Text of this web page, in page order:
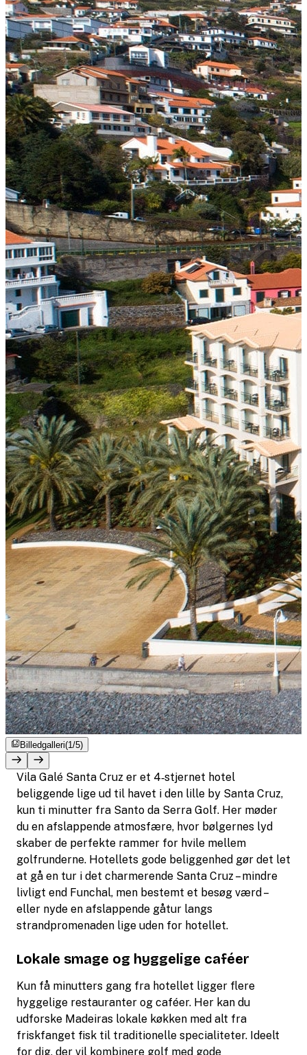
Billedgalleri(1/5)
Vila Galé Santa Cruz er et 4‑stjernet hotel
beliggende lige ud til havet i den lille by Santa Cruz,
kun ti minutter fra Santo da Serra Golf. Her møder
du en afslappende atmosfære, hvor bølgernes lyd
skaber de perfekte rammer for hvile mellem
golfrunderne. Hotellets gode beliggenhed gør det let
at gå en tur i det charmerende Santa Cruz – mindre
livligt end Funchal, men bestemt et besøg værd –
eller nyde en afslappende gåtur langs
strandpromenaden lige uden for hotellet.
Lokale smage og hyggelige caféer
Kun få minutters gang fra hotellet ligger flere
hyggelige restauranter og caféer. Her kan du
udforske Madeiras lokale køkken med alt fra
friskfanget fisk til traditionelle specialiteter. Ideelt
for dig, der vil kombinere golf med gode